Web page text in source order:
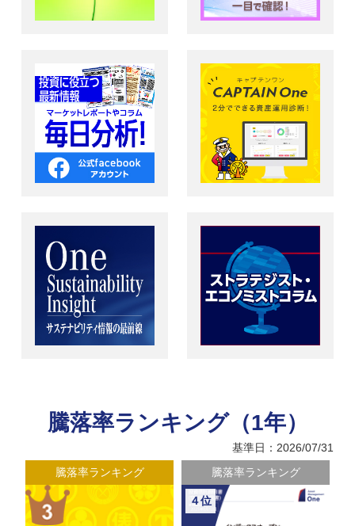
騰落率ランキング（1年）
基準日：2026/07/31
騰落率ランキング
５位
騰落率ランキング
６位